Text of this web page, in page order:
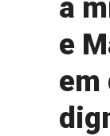
à
e
em